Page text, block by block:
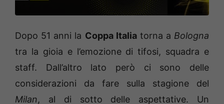
Dopo 51 anni la Coppa Italiatorna a Bologna
tra la gioia e l’emozione di tifosi, squadra e
staff. Dall’altro lato però ci sono delle
considerazioni da fare sulla stagione del
Milan, al di sotto delle aspettative. Un